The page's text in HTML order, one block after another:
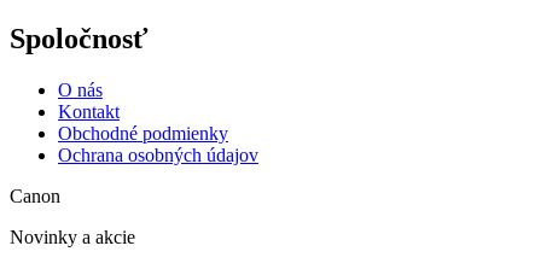
Spoločnosť
O nás
Kontakt
Obchodné podmienky
Ochrana osobných údajov
Canon
Novinky a akcie